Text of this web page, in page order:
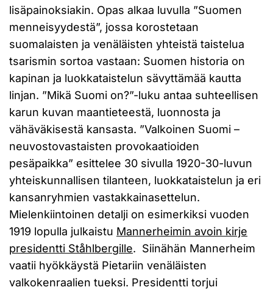
lisäpainoksiakin. Opas alkaa luvulla ”Suomen
menneisyydestä”, jossa korostetaan
suomalaisten ja venäläisten yhteistä taistelua
tsarismin sortoa vastaan: Suomen historia on
kapinan ja luokkataistelun sävyttämää kautta
linjan. ”Mikä Suomi on?”-luku antaa suhteellisen
karun kuvan maantieteestä, luonnosta ja
vähäväkisestä kansasta. ”Valkoinen Suomi –
neuvostovastaisten provokaatioiden
pesäpaikka” esittelee 30 sivulla 1920-30-luvun
yhteiskunnallisen tilanteen, luokkataistelun ja eri
kansanryhmien vastakkainasettelun.
Mielenkiintoinen detalji on esimerkiksi vuoden
1919 lopulla julkaistu Mannerheimin avoin kirje
presidentti Ståhlbergille. Siinähän Mannerheim
vaatii hyökkäystä Pietariin venäläisten
valkokenraalien tueksi. Presidentti torjui